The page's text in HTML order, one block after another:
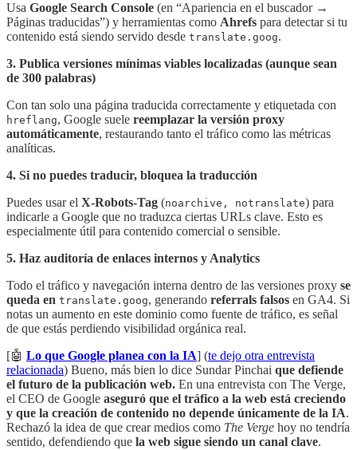
Usa Google Search Console (en “Apariencia en el buscador →
Páginas traducidas”) y herramientas como Ahrefs para detectar si tu
contenido está siendo servido desde translate.goog.
3. Publica versiones mínimas viables localizadas (aunque sean
de 300 palabras)
Con tan solo una página traducida correctamente y etiquetada con
hreflang, Google suele reemplazar la versión proxy
automáticamente, restaurando tanto el tráfico como las métricas
analíticas.
4. Si no puedes traducir, bloquea la traducción
Puedes usar el X-Robots-Tag (noarchive, notranslate) para
indicarle a Google que no traduzca ciertas URLs clave. Esto es
especialmente útil para contenido comercial o sensible.
5. Haz auditoría de enlaces internos y Analytics
Todo el tráfico y navegación interna dentro de las versiones proxy se
queda en translate.goog, generando referrals falsos en GA4. Si
notas un aumento en este dominio como fuente de tráfico, es señal
de que estás perdiendo visibilidad orgánica real.
[🤖 Lo que Google planea con la IA] (te dejo otra entrevista
relacionada) Bueno, más bien lo dice Sundar Pinchai que defiende
el futuro de la publicación web. En una entrevista con The Verge,
el CEO de Google aseguró que el tráfico a la web está creciendo
y que la creación de contenido no depende únicamente de la IA.
Rechazó la idea de que crear medios como The Verge hoy no tendría
sentido, defendiendo que la web sigue siendo un canal clave.